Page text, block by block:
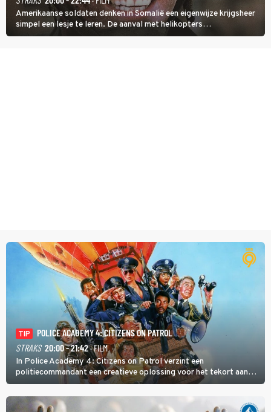
Amerikaanse soldaten denken in Somalië een eigenwijze krijgsheer
simpel een lesje te leren. De aanval met helikopters
verloopt in Black Hawk down dramatisch.
TIP
POLICE ACADEMY 4: CITIZENS ON PATROL
STRAKS 20:00 - 21:42· FILM
In Police Academy 4: Citizens on Patrol verzint een
politiecommandant een creatieve oplossing voor het tekort aan
agenten.